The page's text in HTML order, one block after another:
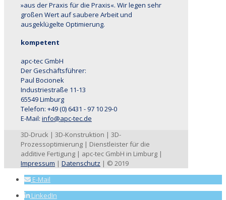
»aus der Praxis für die Praxis«. Wir legen sehr
großen Wert auf saubere Arbeit und
ausgeklügelte Optimierung.
kompetent
apc-tec GmbH
Der Geschäftsführer:
Paul Bocionek
Industriestraße 11-13
65549 Limburg
Telefon: +49 (0) 6431 - 97 10 29-0
E-Mail: info@apc-tec.de
3D-Druck | 3D-Konstruktion | 3D-
Prozessoptimierung | Dienstleister für die
additive Fertigung | apc-tec GmbH in Limburg |
Impressum | Datenschutz | © 2019
E-Mail
LinkedIn